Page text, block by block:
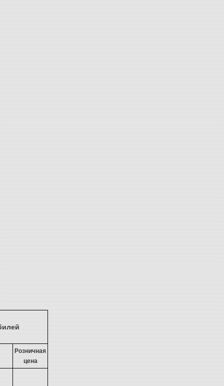
Розничная
цена